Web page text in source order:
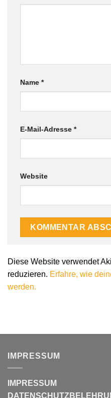
Name *
E-Mail-Adresse *
Website
Diese Website verwendet
reduzieren. Erfahre, wie
werden.
IMPRESSUM
IMPRESSUM